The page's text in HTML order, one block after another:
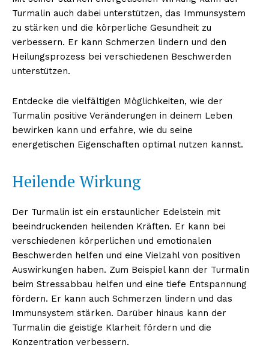
Turmalin auch dabei unterstützen, das Immunsystem
zu stärken und die körperliche Gesundheit zu
verbessern. Er kann Schmerzen lindern und den
Heilungsprozess bei verschiedenen Beschwerden
unterstützen.
Entdecke die vielfältigen Möglichkeiten, wie der
Turmalin positive Veränderungen in deinem Leben
bewirken kann und erfahre, wie du seine
energetischen Eigenschaften optimal nutzen kannst.
Heilende Wirkung
Der Turmalin ist ein erstaunlicher Edelstein mit
beeindruckenden heilenden Kräften. Er kann bei
verschiedenen körperlichen und emotionalen
Beschwerden helfen und eine Vielzahl von positiven
Auswirkungen haben. Zum Beispiel kann der Turmalin
beim Stressabbau helfen und eine tiefe Entspannung
fördern. Er kann auch Schmerzen lindern und das
Immunsystem stärken. Darüber hinaus kann der
Turmalin die geistige Klarheit fördern und die
Konzentration verbessern.